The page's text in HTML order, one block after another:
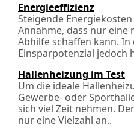
Energieeffizienz
Steigende
Annahme, dass nur eine
Abhilfe schaffen kann. In
Einsparpotenzial jedoch
Hallenheizung im Test
Um die ideale
Gewerbe- oder
sich viel Zeit nehmen.
nur eine Vielzahl an..